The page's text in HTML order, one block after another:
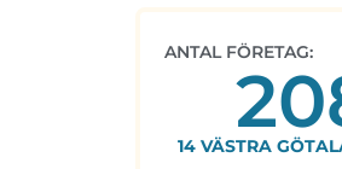
ANTAL FÖRETAG:
14 VÄSTRA